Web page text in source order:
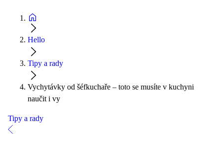
Hello
Tipy a rady
Vychytávky od šéfkuchaře – toto se musíte v kuchyni
naučit i vy
Tipy a rady